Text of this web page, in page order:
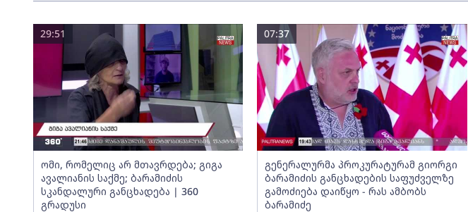
ომი, რომელიც არ მთავრდება; გიგა
ავალიანის საქმე; ბარამიძის
სკანდალური განცხადება | 360
გრადუსი
29:51
გენერალურმა პროკურატურამ გიორგი
ბარამიძის განცხადების საფუძველზე
გამოძიება დაიწყო - რას ამბობს
ბარამიძე
07:37